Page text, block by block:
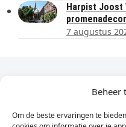
Beheer
Om de beste ervaringen te
Harpist Joost
7 augustus
Dagelijks het
Vul